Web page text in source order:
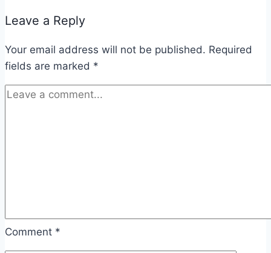
Leave a Reply
Your email address will not be published. Required
fields are marked *
Comment *